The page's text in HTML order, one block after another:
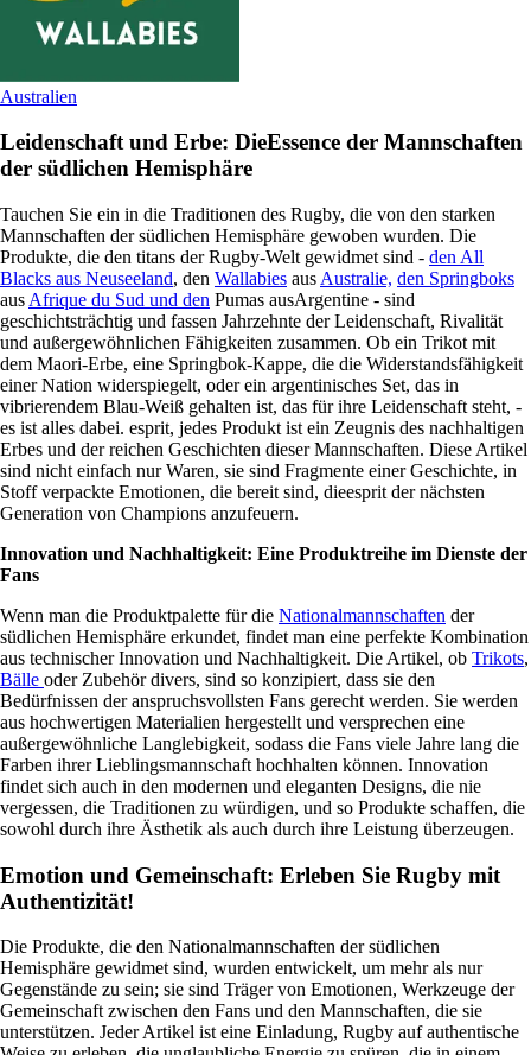
Australien
Leidenschaft und Erbe: DieEssence der Mannschaften
der südlichen Hemisphäre
Tauchen Sie ein in die Traditionen des Rugby, die von den starken
Mannschaften der südlichen Hemisphäre gewoben wurden. Die
Produkte, die den titans der Rugby-Welt gewidmet sind - den All
Blacks aus Neuseeland, den Wallabies aus Australie, den Springboks
aus Afrique du Sud und den Pumas ausArgentine - sind
geschichtsträchtig und fassen Jahrzehnte der Leidenschaft, Rivalität
und außergewöhnlichen Fähigkeiten zusammen. Ob ein Trikot mit
dem Maori-Erbe, eine Springbok-Kappe, die die Widerstandsfähigkeit
einer Nation widerspiegelt, oder ein argentinisches Set, das in
vibrierendem Blau-Weiß gehalten ist, das für ihre Leidenschaft steht, -
es ist alles dabei. esprit, jedes Produkt ist ein Zeugnis des nachhaltigen
Erbes und der reichen Geschichten dieser Mannschaften. Diese Artikel
sind nicht einfach nur Waren, sie sind Fragmente einer Geschichte, in
Stoff verpackte Emotionen, die bereit sind, dieesprit der nächsten
Generation von Champions anzufeuern.
Innovation und Nachhaltigkeit: Eine Produktreihe im Dienste der
Fans
Wenn man die Produktpalette für die Nationalmannschaften der
südlichen Hemisphäre erkundet, findet man eine perfekte Kombination
aus technischer Innovation und Nachhaltigkeit. Die Artikel, ob Trikots,
Bälle oder Zubehör divers, sind so konzipiert, dass sie den
Bedürfnissen der anspruchsvollsten Fans gerecht werden. Sie werden
aus hochwertigen Materialien hergestellt und versprechen eine
außergewöhnliche Langlebigkeit, sodass die Fans viele Jahre lang die
Farben ihrer Lieblingsmannschaft hochhalten können. Innovation
findet sich auch in den modernen und eleganten Designs, die nie
vergessen, die Traditionen zu würdigen, und so Produkte schaffen, die
sowohl durch ihre Ästhetik als auch durch ihre Leistung überzeugen.
Emotion und Gemeinschaft: Erleben Sie Rugby mit
Authentizität!
Die Produkte, die den Nationalmannschaften der südlichen
Hemisphäre gewidmet sind, wurden entwickelt, um mehr als nur
Gegenstände zu sein; sie sind Träger von Emotionen, Werkzeuge der
Gemeinschaft zwischen den Fans und den Mannschaften, die sie
unterstützen. Jeder Artikel ist eine Einladung, Rugby auf authentische